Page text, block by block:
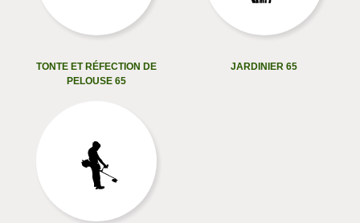
TONTE ET RÉFECTION DE
PELOUSE 65
JARDINIER 65